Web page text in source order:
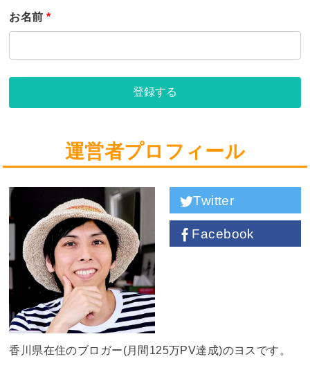
お名前 *
登録する
運営者プロフィール
Twitter
Facebook
香川県在住のブロガー(月間125万PV達成)のヨスです。